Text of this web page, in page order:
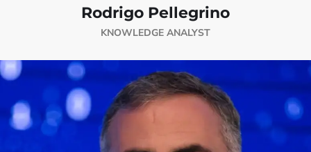
Rodrigo Pellegrino
KNOWLEDGE ANALYST